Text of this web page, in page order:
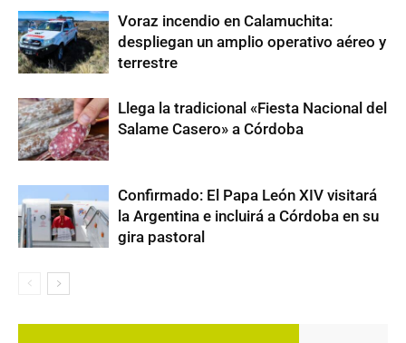
Voraz incendio en Calamuchita:
despliegan un amplio operativo aéreo y
terrestre
Llega la tradicional «Fiesta Nacional del
Salame Casero» a Córdoba
Confirmado: El Papa León XIV visitará
la Argentina e incluirá a Córdoba en su
gira pastoral